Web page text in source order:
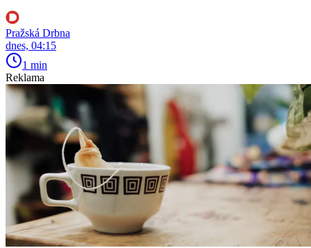
Pražská Drbna
dnes, 04:15
1 min
Reklama